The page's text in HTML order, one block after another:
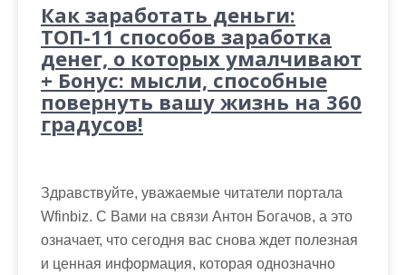
Как заработать деньги:
ТОП-11 способов заработка
денег, о которых умалчивают
+ Бонус: мысли, способные
повернуть вашу жизнь на 360
градусов!
Здравствуйте, уважаемые читатели портала
Wfinbiz. С Вами на связи Антон Богачов, а это
означает, что сегодня вас снова ждет полезная
и ценная информация, которая однозначно